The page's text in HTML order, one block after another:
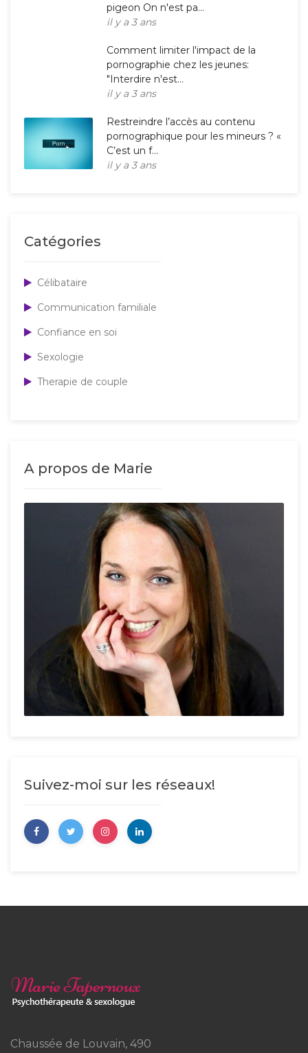
pigeon On n'est pa...
il y a 3 ans
Comment limiter l'impact de la
pornographie chez les jeunes:
"Interdire n'est...
il y a 3 ans
Restreindre l’accès au contenu
pornographique pour les mineurs ? «
C’est un f...
il y a 3 ans
Catégories
Célibataire
Communication familiale
Confiance en soi
Sexologie
Therapie de couple
A propos de Marie
Suivez-moi sur les réseaux!
Chaussée de Louvain, 490